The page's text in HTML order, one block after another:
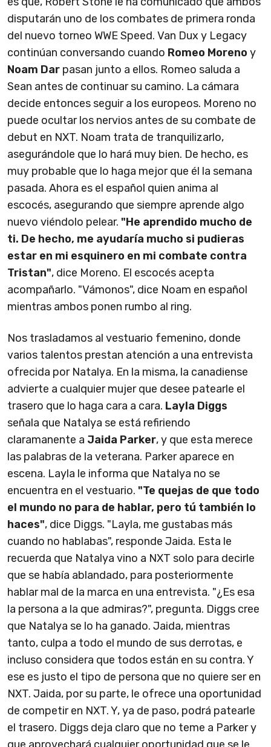
disputarán uno de los combates de primera ronda
del nuevo torneo WWE Speed. Van Dux y Legacy
continúan conversando cuando Romeo Moreno y
Noam Dar pasan junto a ellos. Romeo saluda a
Sean antes de continuar su camino. La cámara
decide entonces seguir a los europeos. Moreno no
puede ocultar los nervios antes de su combate de
debut en NXT. Noam trata de tranquilizarlo,
asegurándole que lo hará muy bien. De hecho, es
muy probable que lo haga mejor que él la semana
pasada. Ahora es el español quien anima al
escocés, asegurando que siempre aprende algo
nuevo viéndolo pelear. "He aprendido mucho de
ti. De hecho, me ayudaría mucho si pudieras
estar en mi esquinero en mi combate contra
Tristan", dice Moreno. El escocés acepta
acompañarlo. "Vámonos", dice Noam en español
mientras ambos ponen rumbo al ring.
Nos trasladamos al vestuario femenino, donde
varios talentos prestan atención a una entrevista
ofrecida por Natalya. En la misma, la canadiense
advierte a cualquier mujer que desee patearle el
trasero que lo haga cara a cara. Layla Diggs
señala que Natalya se está refiriendo
claramanente a Jaida Parker, y que esta merece
las palabras de la veterana. Parker aparece en
escena. Layla le informa que Natalya no se
encuentra en el vestuario. "Te quejas de que todo
el mundo no para de hablar, pero tú también lo
haces", dice Diggs. "Layla, me gustabas más
cuando no hablabas", responde Jaida. Esta le
recuerda que Natalya vino a NXT solo para decirle
que se había ablandado, para posteriormente
hablar mal de la marca en una entrevista. "¿Es esa
la persona a la que admiras?", pregunta. Diggs cree
que Natalya se lo ha ganado. Jaida, mientras
tanto, culpa a todo el mundo de sus derrotas, e
incluso considera que todos están en su contra. Y
ese es justo el tipo de persona que no quiere ser en
NXT. Jaida, por su parte, le ofrece una oportunidad
de competir en NXT. Y, ya de paso, podrá patearle
el trasero. Diggs deja claro que no teme a Parker y